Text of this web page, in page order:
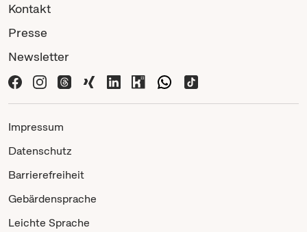
Kontakt
Presse
Newsletter
Impressum
Datenschutz
Barrierefreiheit
Gebärdensprache
Leichte Sprache